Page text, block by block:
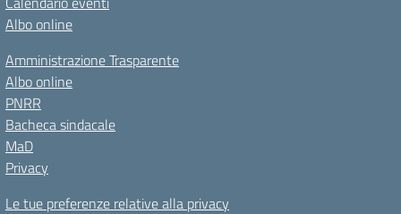
Albo online
Amministrazione Trasparente
Albo online
PNRR
Bacheca sindacale
MaD
Privacy
Le tue preferenze relative alla privacy